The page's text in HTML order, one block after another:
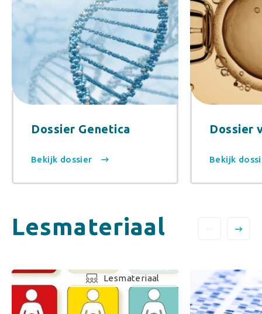
Dossier Genetica
Bekijk dossier
Dossier
Bekijk
Lesmateriaal
Lesmateriaal